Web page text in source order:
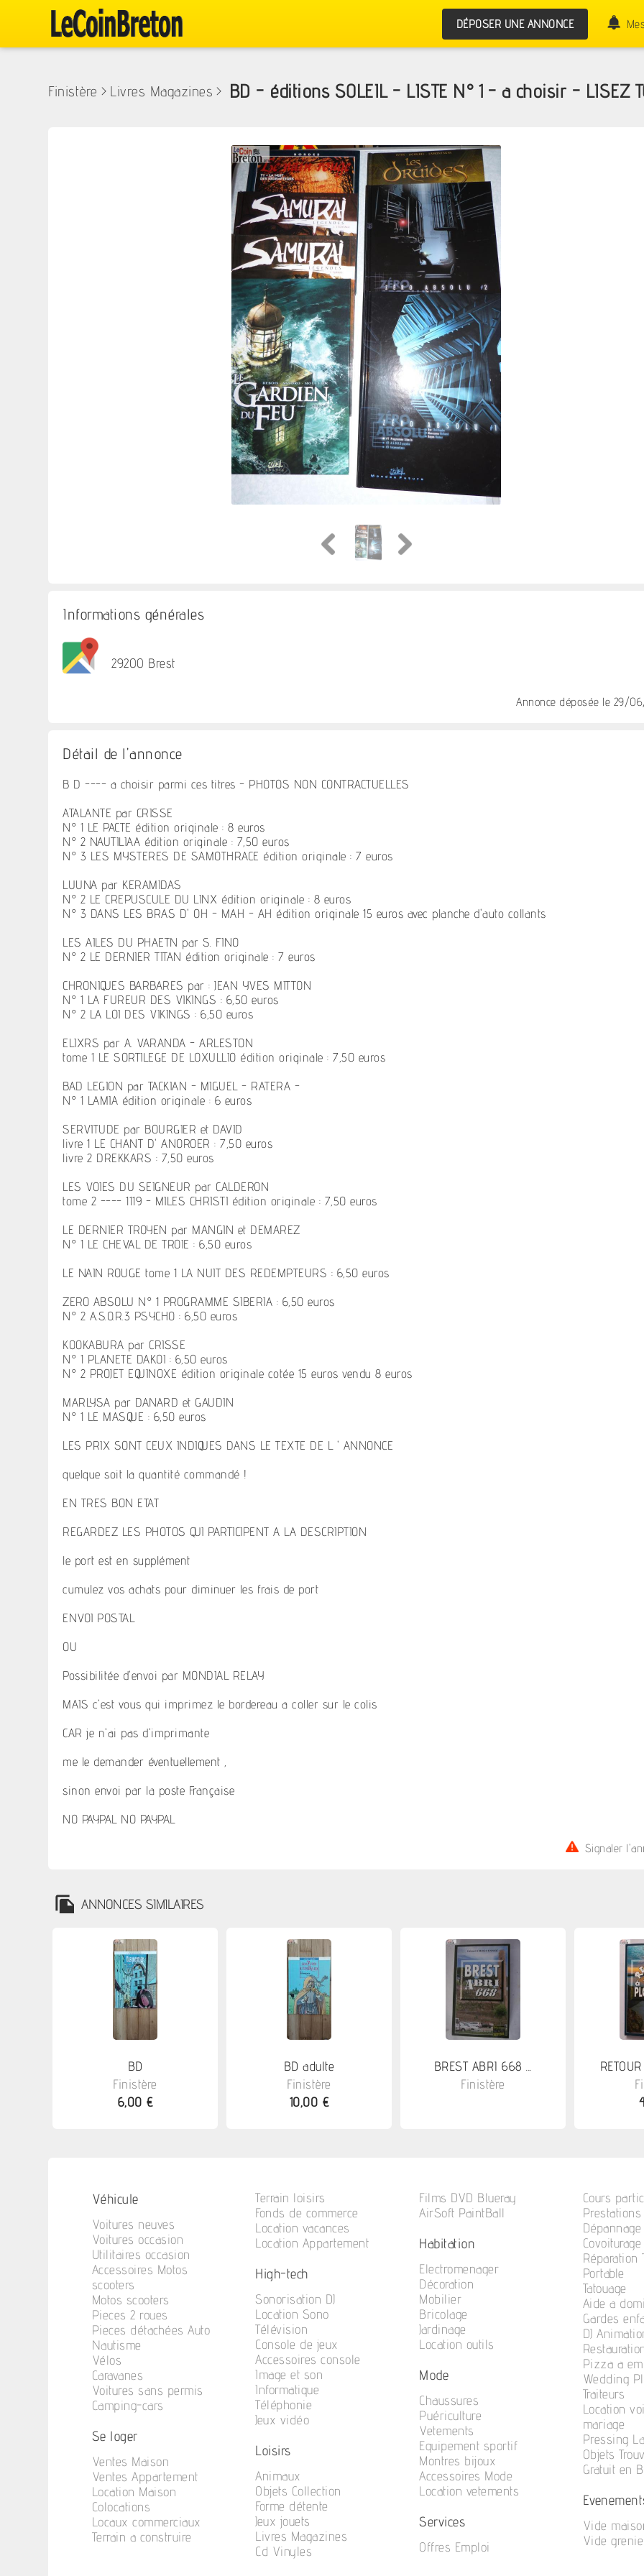
DÉPOSER UNE ANNONCE
Finistère > Livres Magazines > BD - éditions SOLEIL - LISTE N° 1 - a choisir - LISEZ
Informations générales
29200 Brest
Annonce déposée le 29/
Détail de l'annonce
B D ---- a choisir parmi ces titres - PHOTOS NON CONTRACTUELLES
ATALANTE par CRISSE
N° 1 LE PACTE édition originale : 8 euros
N° 2 NAUTILIAA édition originale : 7,50 euros
N° 3 LES MYSTERES DE SAMOTHRACE édition originale : 7 euros
LUUNA par KERAMIDAS
N° 2 LE CREPUSCULE DU LINX édition originale : 8 euros
N° 3 DANS LES BRAS D' OH - MAH - AH édition originale 15 euros avec planche d'auto collants
LES AILES DU PHAETN par S. FINO
N° 2 LE DERNIER TITAN édition originale : 7 euros
CHRONIQUES BARBARES par : JEAN YVES MITTON
N° 1 LA FUREUR DES VIKINGS : 6,50 euros
N° 2 LA LOI DES VIKINGS : 6,50 euros
ELIXRS par A. VARANDA - ARLESTON
tome 1 LE SORTILEGE DE LOXULLIO édition originale : 7,50 euros
BAD LEGION par TACKIAN - MIGUEL - RATERA -
N° 1 LAMIA édition originale : 6 euros
SERVITUDE par BOURGIER et DAVID
livre 1 LE CHANT D' ANOROER : 7,50 euros
livre 2 DREKKARS : 7,50 euros
LES VOIES DU SEIGNEUR par CALDERON
tome 2 ---- 1119 - MILES CHRISTI édition originale : 7,50 euros
LE DERNIER TROYEN par MANGIN et DEMAREZ
N° 1 LE CHEVAL DE TROIE : 6,50 euros
LE NAIN ROUGE tome 1 LA NUIT DES REDEMPTEURS : 6,50 euros
ZERO ABSOLU N° 1 PROGRAMME SIBERIA : 6,50 euros
N° 2 A.S.O.R.3 PSYCHO : 6,50 euros
KOOKABURA par CRISSE
N° 1 PLANETE DAKOI : 6,50 euros
N° 2 PROJET EQUINOXE édition originale cotée 15 euros vendu 8 euros
MARLYSA par DANARD et GAUDIN
N° 1 LE MASQUE : 6,50 euros
LES PRIX SONT CEUX INDIQUES DANS LE TEXTE DE L ' ANNONCE
quelque soit la quantité commandé !
EN TRES BON ETAT
REGARDEZ LES PHOTOS QUI PARTICIPENT A LA DESCRIPTION
le port est en supplément
cumulez vos achats pour diminuer les frais de port
ENVOI POSTAL
OU
Possibilitée d'envoi par MONDIAL RELAY
MAIS c'est vous qui imprimez le bordereau a coller sur le colis
CAR je n'ai pas d'imprimante
me le demander éventuellement ,
sinon envoi par la poste Française
NO PAYPAL NO PAYPAL
Signaler
ANNONCES SIMILAIRES
BD
Finistère
6,00 €
BD adulte
Finistère
10,00 €
BREST ABRI 668 ...
Finistère
RETOUR
Véhicule
Voitures neuves
Voitures occasion
Utilitaires occasion
Accessoires Motos
scooters
Motos scooters
Pieces 2 roues
Pieces détachées Auto
Nautisme
Vélos
Caravanes
Voitures sans permis
Camping-cars
Se loger
Ventes Maison
Ventes Appartement
Location Maison
Colocations
Locaux commerciaux
Terrain a construire
Terrain loisirs
Fonds de commerce
Location vacances
Location Appartement
High-tech
Sonorisation DJ
Location Sono
Télévision
Console de jeux
Accessoires console
Image et son
Informatique
Téléphonie
Jeux vidéo
Loisirs
Animaux
Objets Collection
Forme détente
Jeux jouets
Livres Magazines
Cd Vinyles
Films DVD Blueray
AirSoft PaintBall
Habitation
Electromenager
Décoration
Mobilier
Bricolage
Jardinage
Location outils
Mode
Chaussures
Puériculture
Vetements
Equipement sportif
Montres bijoux
Accessoires Mode
Location vetements
Services
Offres Emploi
Cours
Covoiturage
Réparation
Portable
Tatouage
Aide a
Gardes
DJ
Pizza a
Wedding
Traiteurs
Location
mariage
Pressing
Objets
Gratuit en
Vide
Vide